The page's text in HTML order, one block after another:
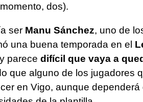
dos).
ser Manu Sánchez, uno de
una buena temporada en el
parece difícil que vaya a
que alguno de los jugadores
en Vigo, aunque dependerá